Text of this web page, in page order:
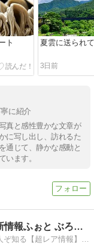
ト 夏雲に送られて
3日前
に紹介
真と感性豊かな文章が
に写し出し、訪れるた
通じて、静かな感動と
います。
ROMA 〜世界遺産の街ローマ 最新情報ふぉと ぶろぐ〜